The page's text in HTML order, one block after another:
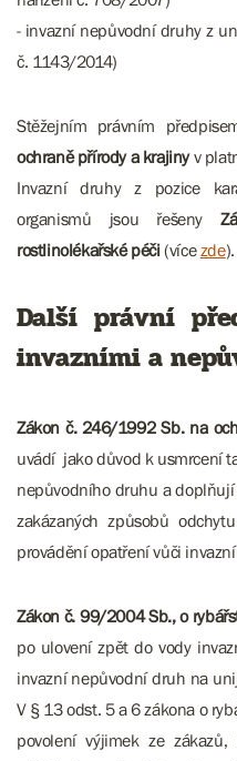
- invazní nepůvodní druhy z
č. 1143/2014)
Stěžejním právním
ochraně přírody a krajinyv
Invazní druhy z pozice
organismů jsou řešeny
rostlinolékařské péči(vícezde).
Další právní
invazními a
Zákon č. 246/1992 Sb. na
uvádí jako důvod k usmrcení
nepůvodního druhu a
zakázaných způsobů
provádění opatření vůči
Zákon č. 99/2004 Sb., o
po ulovení zpět do vody
invazní nepůvodní druh na
V § 13 odst. 5 a 6 zákona o
povolení výjimek ze